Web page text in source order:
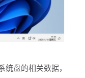
统盘的相关数据，